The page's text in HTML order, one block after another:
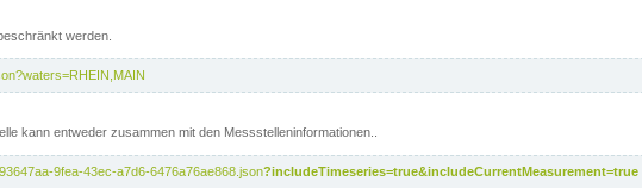
werden.
kann entweder zusammen mit den Messstelleninformationen..
9fea-43ec-a7d6-6476a76ae868.json?includeTimeseries=true&includeCurrentMeasurement=true